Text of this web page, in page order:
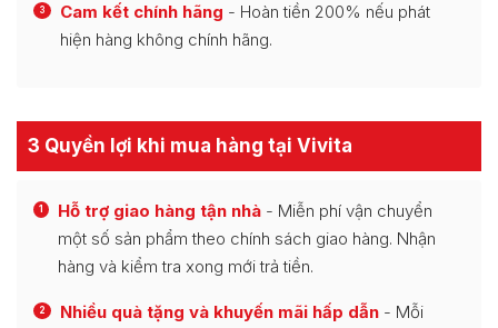
3 Cam kết chính hãng - Hoàn tiền 200% nếu phát
hiện hàng không chính hãng.
3 Quyền lợi khi mua hàng tại Vivita
1 Hỗ trợ giao hàng tận nhà - Miễn phí vận chuyển
một số sản phẩm theo chính sách giao hàng. Nhận
hàng và kiểm tra xong mới trả tiền.
2 Nhiều quà tặng và khuyến mãi hấp dẫn - Mỗi